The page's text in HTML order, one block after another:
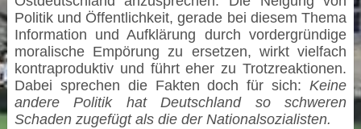
Politik und Öffentlichkeit, gerade bei diesem Thema
Information und Aufklärung durch vordergründige
moralische Empörung zu ersetzen, wirkt vielfach
kontraproduktiv und führt eher zu Trotzreaktionen.
Dabei sprechen die Fakten doch für sich:Keine
andere Politik hat Deutschland so schweren
Schaden zugefügt als die der Nationalsozialisten.